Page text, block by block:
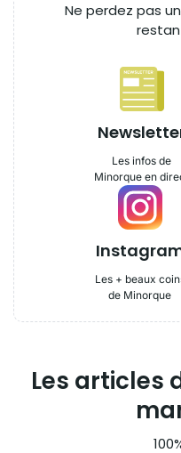
Ne perdez pas
Les infos de
Minorque en
Les + beaux
de Minorque
Les articles